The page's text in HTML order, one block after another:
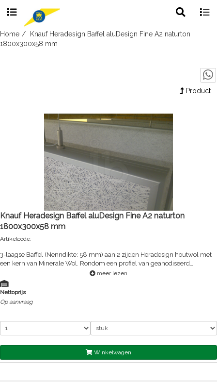
Skip
to
search
Home
Knauf Heradesign Baffel aluDesign Fine A2 naturton
1800x300x58 mm
Product
Knauf Heradesign Baffel aluDesign Fine A2 naturton
1800x300x58 mm
Artikelcode:
3-laagse Baffel (Nenndikte: 58 mm) aan 2 zijden Heradesign houtwol met
een kern van Minerale Wol. Rondom een profiel van geanodiseerd
aluminium (kleur A6/C0) met openingen voor de Heradesign afhangers.
De standaard kleur van de houtwol is Wit (gelijkend RAL9010) of Beige
(Naturton 13)
meer lezen
Nettoprijs
Op aanvraag
Winkelwagen